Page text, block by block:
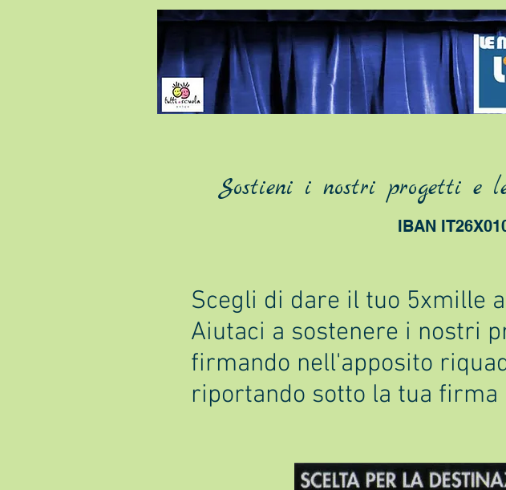
lemuseper-l'oro
Sostieni i nostri progetti e
IBAN
Scegli di dare il tuo 5xmille
Aiutaci a sostenere i nostri
firmando nell'apposito
riportando sotto la tua firma